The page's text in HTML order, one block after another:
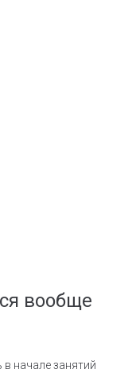
вообще
начале занятий